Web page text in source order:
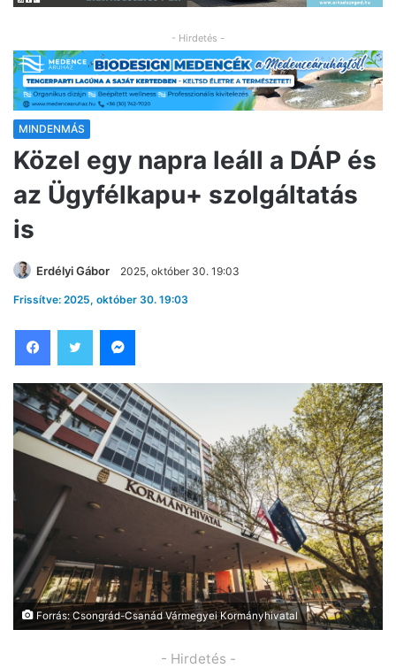
- Hirdetés -
MINDENMÁS
Közel egy napra leáll a DÁP és
az Ügyfélkapu+ szolgáltatás
is
Erdélyi Gábor 2025, október 30. 19:03
Frissítve: 2025, október 30. 19:03
Forrás: Csongrád-Csanád Vármegyei Kormányhivatal
- Hirdetés -